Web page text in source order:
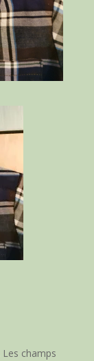
Les champs